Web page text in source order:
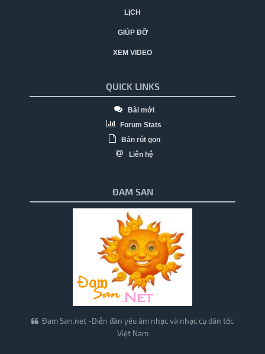
LỊCH
GIÚP ĐỠ
XEM VIDEO
QUICK LINKS
Bài mới
Forum Stats
Bản rút gọn
Liên hệ
ĐAM SAN
Đam San.net -Diễn đàn yêu âm nhạc và nhạc cụ dân tộc
Việt Nam